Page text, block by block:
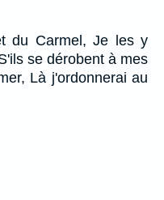
du Carmel, Je les y
se dérobent à mes
Là j'ordonnerai au